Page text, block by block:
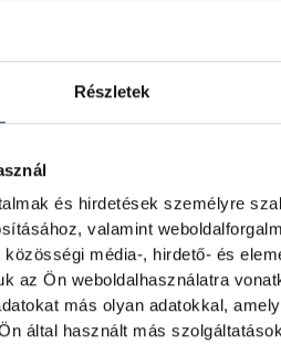
Részletek
és hirdetések személyre
valamint
média-, hirdető- és
az Ön weboldalhasználatra
más olyan adatokkal,
által használt más
Dávid a párizsi
10 kilométeren
szerdán 5
Wellbrock mögött; a
benne, hogy akár már
"fogást talál"
győzelemmel
be a